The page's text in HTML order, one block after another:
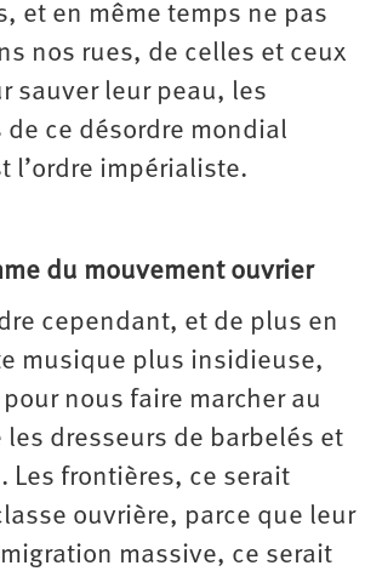
et en même temps ne pas
nos rues, de celles et ceux
sauver leur peau, les
ce désordre mondial
l’ordre impérialiste.
du mouvement ouvrier
cependant, et de plus en
musique plus insidieuse,
nous faire marcher au
les dresseurs de barbelés et
Les frontières, ce serait
ouvrière, parce que leur
massive, ce serait